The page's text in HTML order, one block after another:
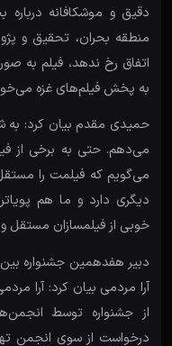
دقیق و موشکافانه
منطقه بحران، تحقیق و
اتفاق رخ ندهد، فیلم به
به پخش فیلم‌های غزه
حمیدی مقدم بیان کرد:
می‌دهم. حتی به برخی از
می‌گویم که فیلمت را
دیگری دارد و ما هم
خوبی از فیلمسازان مستقل
دبیر هفدهمین جشنواره
آرا مردمی بیان کرد: آرا
از جشنواره توسط
درخواست از سوی انجمن